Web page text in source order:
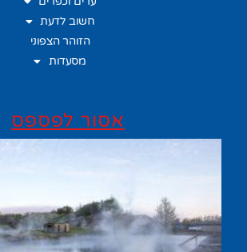
חשוב לדעת
הזוהר הצפוני
מסעדות
אסור לפספס